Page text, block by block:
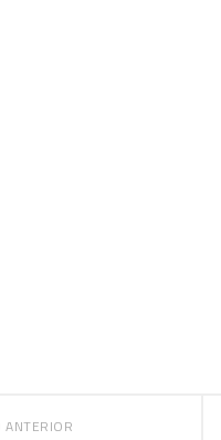
ANTERIOR